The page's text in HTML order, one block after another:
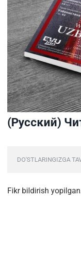
(Русский)
DO'STLARINGIZGA
Fikr bildirish